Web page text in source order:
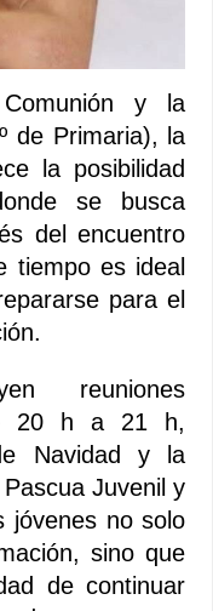
y la
de Primaria), la
la posibilidad
se busca
del encuentro
tiempo es ideal
para el
reuniones
20 h a 21 h,
Navidad y la
Juvenil y
jóvenes no solo
sino que
de continuar